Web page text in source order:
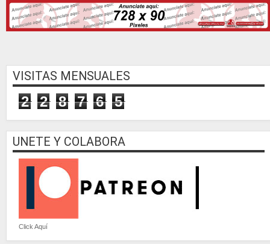
VISITAS MENSUALES
2 2 8 7 6 5
UNETE Y COLABORA
Click Aquí